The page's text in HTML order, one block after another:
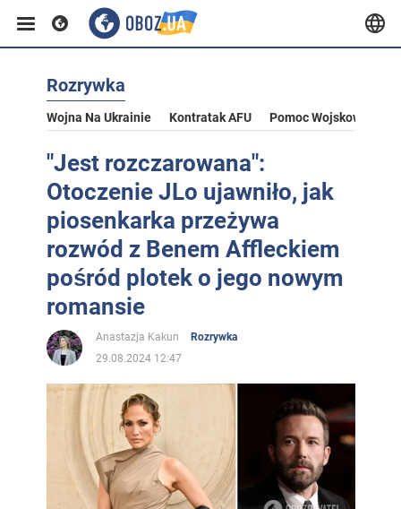
Rozrywka
Wojna Na Ukrainie Kontratak AFU Pomoc Wojskowa Dla
"Jest rozczarowana":
Otoczenie JLo ujawniło, jak
piosenkarka przeżywa
rozwód z Benem Affleckiem
pośród plotek o jego nowym
romansie
Anastazja Kakun
Rozrywka
29.08.2024 12:47